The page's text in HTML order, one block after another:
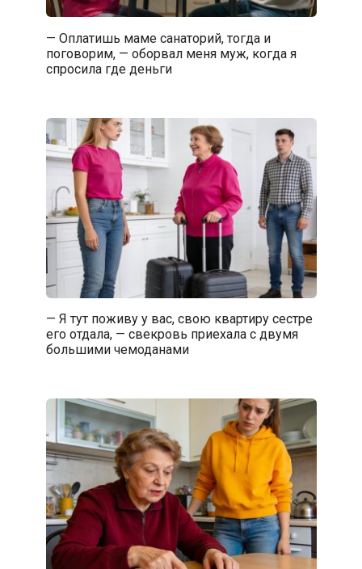
— Оплатишь маме санаторий, тогда и
поговорим, — оборвал меня муж, когда я
спросила где деньги
— Я тут поживу у вас, свою квартиру сестре
его отдала, — свекровь приехала с двумя
большими чемоданами